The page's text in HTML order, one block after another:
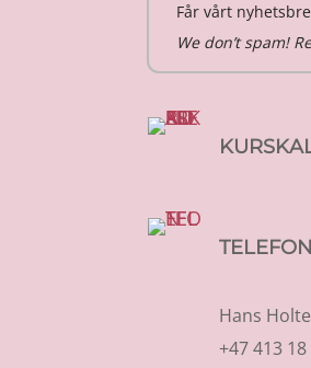
Får vårt
We don’t spam!
TELEFON
Hans
+47 413